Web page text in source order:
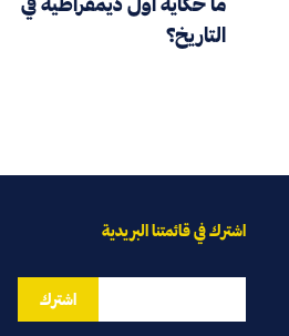
التاريخ؟
اشترك في قائمتنا البريدية
اشترك